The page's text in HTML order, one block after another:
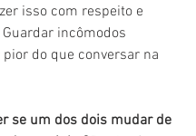
isso com respeito e
incômodos
do que conversar na
se um dos dois mudar de